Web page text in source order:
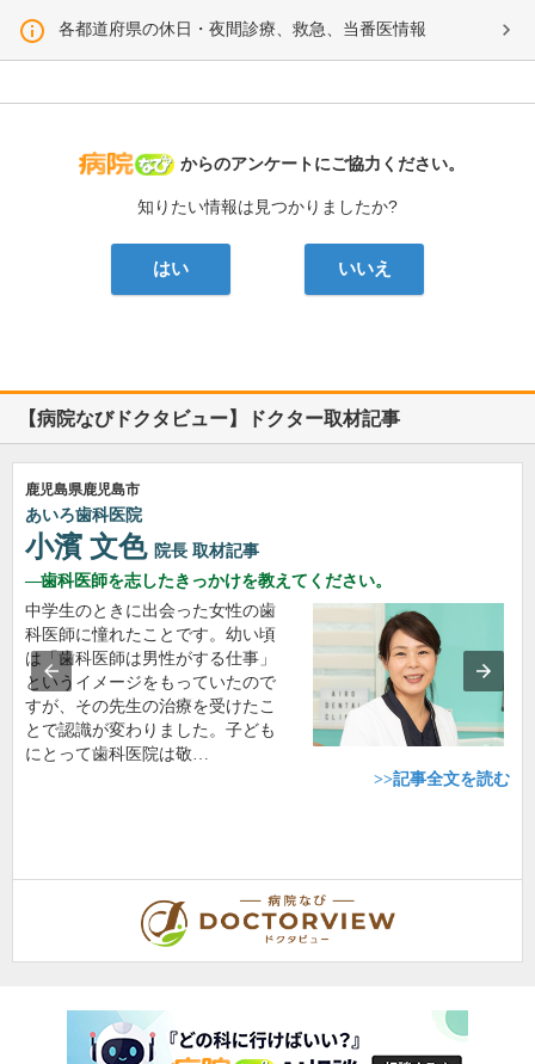
各都道府県の休日・夜間診療、救急、当番医情報
病院なび
からのアンケートにご協力ください。
知りたい情報は見つかりましたか?
はい いいえ
【病院なびドクタビュー】ドクター取材記事
鹿児島県鹿児島市
あいろ歯科医院
小濱 文色 院長 取材記事
歯科医師を志したきっかけを教えてください。
中学生のときに出会った女性の歯
科医師に憧れたことです。幼い頃
は「歯科医師は男性がする仕事」
というイメージをもっていたので
すが、その先生の治療を受けたこ
とで認識が変わりました。子ども
にとって歯科医院は敬…
>>記事全文を読む